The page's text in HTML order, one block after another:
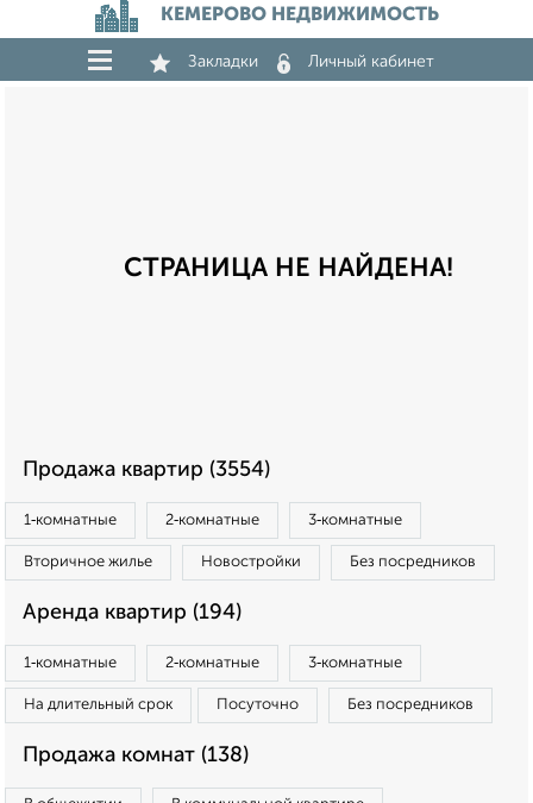
КЕМЕРОВО НЕДВИЖИМОСТЬ
Закладки Личный кабинет
СТРАНИЦА НЕ НАЙДЕНА!
Продажа квартир (3554)
1‑комнатные 2‑комнатные 3‑комнатные
Вторичное жилье Новостройки Без посредников
Аренда квартир (194)
1‑комнатные 2‑комнатные 3‑комнатные
На длительный срок Посуточно Без посредников
Продажа комнат (138)